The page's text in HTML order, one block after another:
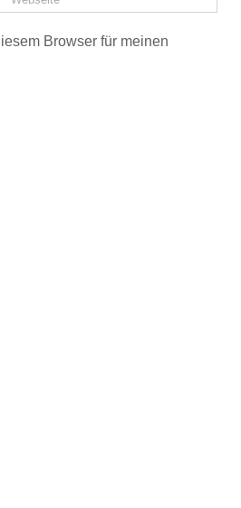
Browser für meinen